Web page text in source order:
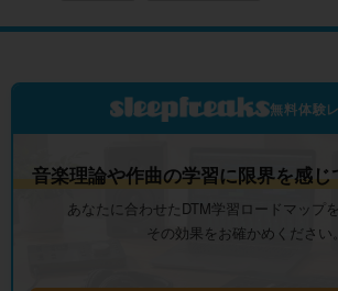
無料体験
音楽理論や作曲の学習に限界を感じ
あなたに合わせたDTM学習ロードマップ
その効果をお確かめください。